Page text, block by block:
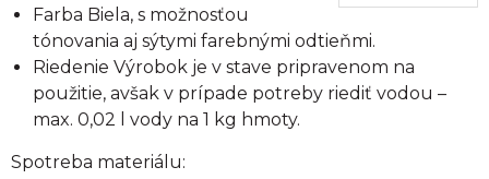
Farba Biela, s možnosťou
tónovania aj sýtymi farebnými odtieňmi.
Riedenie Výrobok je v stave pripravenom na
použitie, avšak v prípade potreby riediť vodou –
max. 0,02 l vody na 1 kg hmoty.
Spotreba materiálu: